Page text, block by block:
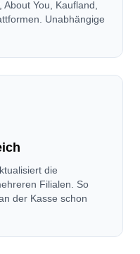
You, Kaufland,
Unabhängige
die
Filialen. So
der Kasse schon